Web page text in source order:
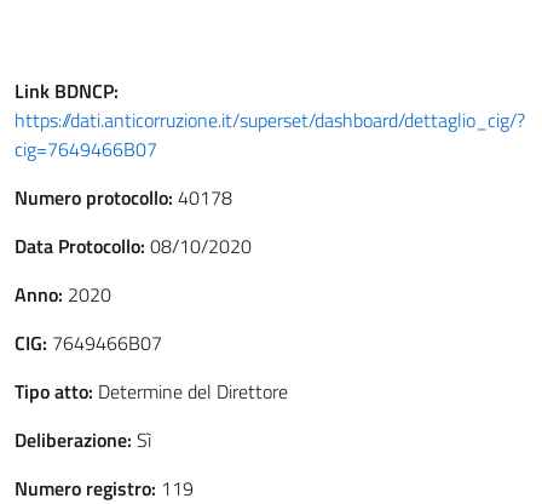
Link BDNCP:
https://dati.anticorruzione.it/superset/dashboard/dettaglio_cig/?
cig=7649466B07
Numero protocollo: 40178
Data Protocollo: 08/10/2020
Anno: 2020
CIG: 7649466B07
Tipo atto: Determine del Direttore
Deliberazione: Sì
Numero registro: 119